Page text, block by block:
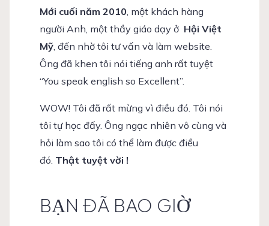
Mới cuối năm 2010 , một khách hàng
người Anh, một thầy giáo dạy ở Hội Việt
Mỹ , đến nhờ tôi tư vấn và làm website.
Ông đã khen tôi nói tiếng anh rất tuyệt
“You speak english so Excellent”.
WOW! Tôi đã rất mừng vì điều đó. Tôi nói
tôi tự học đấy. Ông ngạc nhiên vô cùng và
hỏi làm sao tôi có thể làm được điều
đó. Thật tuyệt vời !
BẠN ĐÃ BAO GIỜ